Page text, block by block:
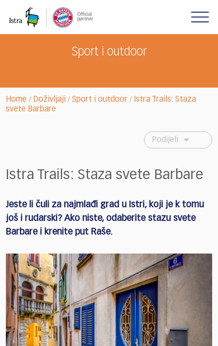
note:
Sport i outdoor
Home / Doživljaji / Sport i outdoor / Istra Trails: Staza
svete Barbare
Podijeli
Istra Trails: Staza svete Barbare
Jeste li čuli za najmlađi grad u Istri, koji je k tomu
još i rudarski? Ako niste, odaberite stazu svete
Barbare i krenite put Raše.